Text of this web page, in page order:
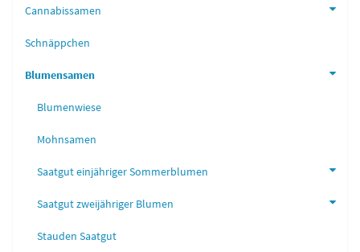
Cannabissamen
Schnäppchen
Blumensamen
Blumenwiese
Mohnsamen
Saatgut einjähriger Sommerblumen
Saatgut zweijähriger Blumen
Stauden Saatgut